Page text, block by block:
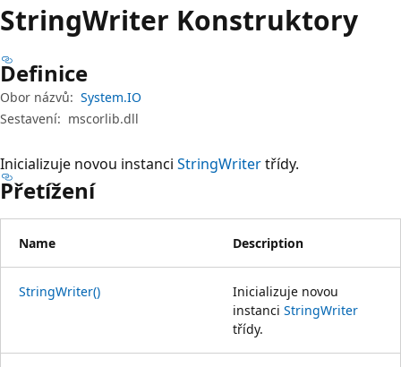
StringWriter Konstruktory
Definice
Obor názvů: System.IO
Sestavení: mscorlib.dll
Inicializuje novou instanci StringWritertřídy.
Přetížení
Name Description
StringWriter()
Inicializuje novou
instanci StringWriter
třídy.